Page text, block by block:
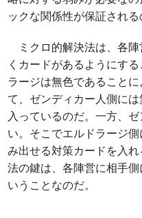
ックな関係性が保証される
ミクロ的解決法は、各
くカードがあるようにす
ラージは無色であること
て、ゼンディカー人側に
入っているのだ。一方、
い。そこでエルドラージ
み出せる対策カードを入
法の鍵は、各陣営に相手
いうことなのだ。